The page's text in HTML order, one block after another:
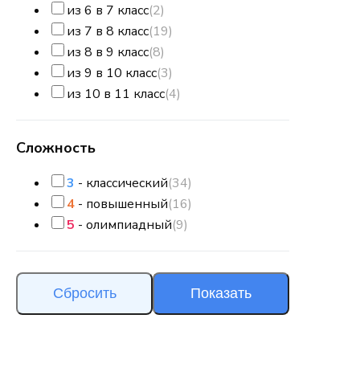
из 6 в 7 класс(2)
из 7 в 8 класс(19)
из 8 в 9 класс(8)
из 9 в 10 класс(3)
из 10 в 11 класс(4)
Сложность
3 - классический(34)
4 - повышенный(16)
5 - олимпиадный(9)
Сбросить Показать